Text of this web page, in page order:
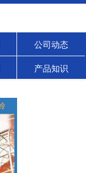
公司动态
产品知识